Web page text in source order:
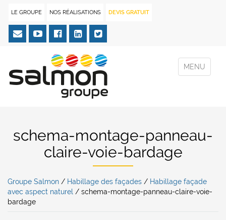
LE GROUPE NOS RÉALISATIONS DEVIS GRATUIT
MENU
schema-montage-panneau-
claire-voie-bardage
Groupe Salmon / Habillage des façades / Habillage façade
avec aspect naturel / schema-montage-panneau-claire-voie-
bardage